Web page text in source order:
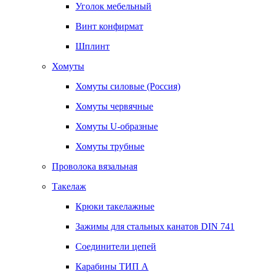
Уголок мебельный
Винт конфирмат
Шплинт
Хомуты
Хомуты силовые (Россия)
Хомуты червячные
Хомуты U-образные
Хомуты трубные
Проволока вязальная
Такелаж
Крюки такелажные
Зажимы для стальных канатов DIN 741
Соединители цепей
Карабины ТИП А